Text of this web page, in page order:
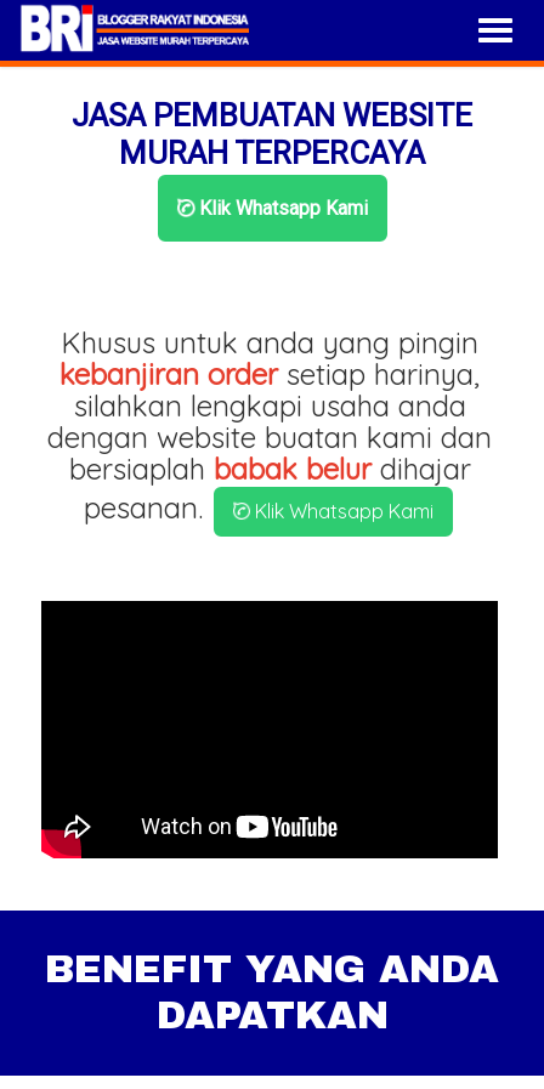
JASA PEMBUATAN WEBSITE
MURAH TERPERCAYA
Klik Whatsapp Kami
Khusus untuk anda yang pingin
kebanjiran ordersetiap harinya,
silahkan lengkapi usaha anda
dengan website buatan kami dan
bersiaplah babak belurdihajar
pesanan.
Klik Whatsapp Kami
BENEFIT YANG ANDA
DAPATKAN